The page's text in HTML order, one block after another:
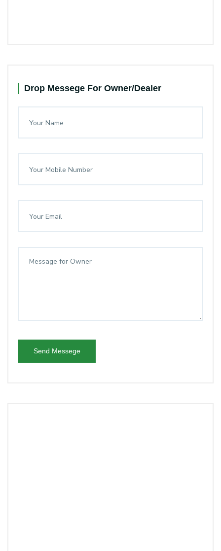
Drop Messege For Owner/Dealer
Send Messege